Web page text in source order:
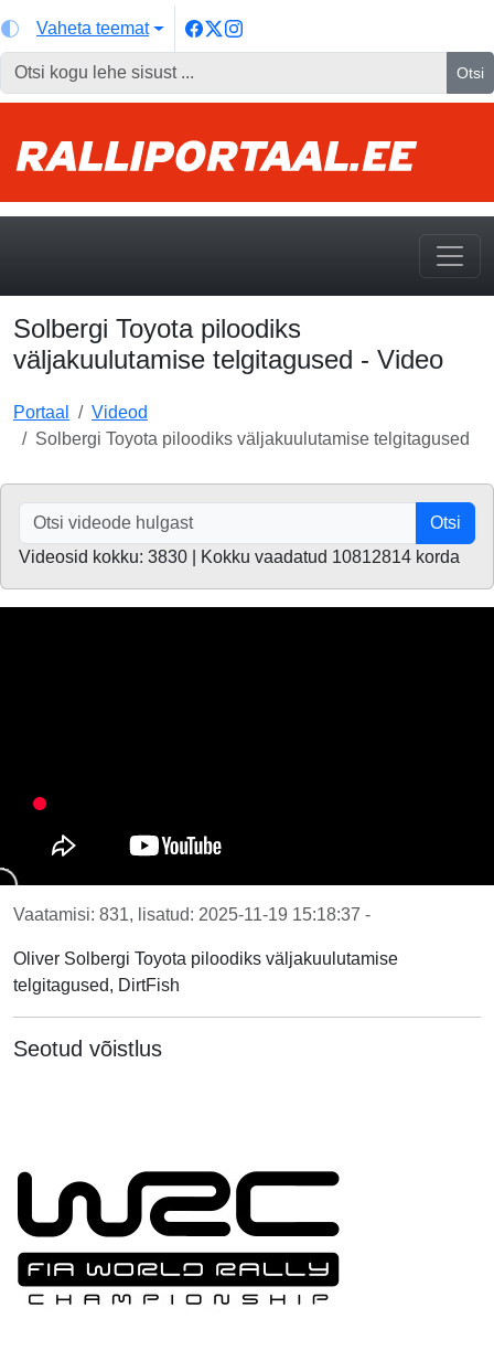
Vaheta teemat
Otsi
Solbergi Toyota piloodiks
väljakuulutamise telgitagused - Video
Portaal
Videod
Solbergi Toyota piloodiks väljakuulutamise telgitagused
Otsi
Videosid kokku: 3830 | Kokku vaadatud 10812814 korda
Vaatamisi: 831, lisatud: 2025-11-19 15:18:37 -
Oliver Solbergi Toyota piloodiks väljakuulutamise
telgitagused, DirtFish
Seotud võistlus